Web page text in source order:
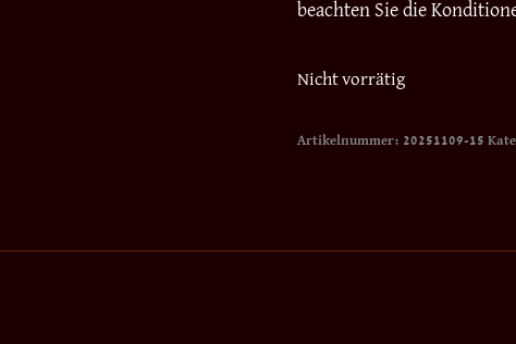
beachten Sie die
Nicht vorrätig
Artikelnummer: 20251109-15